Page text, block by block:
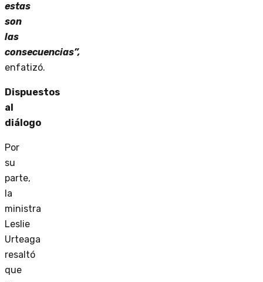
estas
son
las
consecuencias”,
enfatizó.
Dispuestos
al
diálogo
Por
su
parte,
la
ministra
Leslie
Urteaga
resaltó
que